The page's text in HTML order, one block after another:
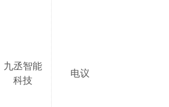
九丞智能
科技
电议